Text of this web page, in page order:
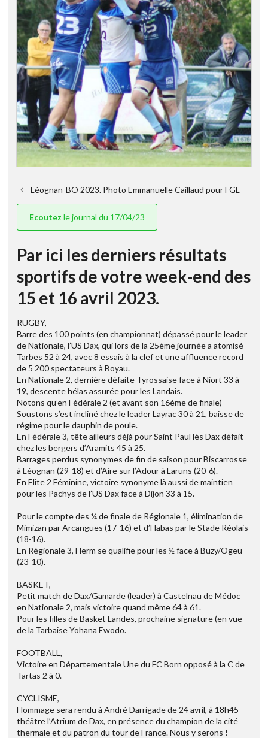
Léognan-BO 2023. Photo Emmanuelle Caillaud pour FGL
Ecoutez le journal du 17/04/23
Par ici les derniers résultats
sportifs de votre week-end des
15 et 16 avril 2023.
RUGBY,
Barre des 100 points (en championnat) dépassé pour le leader
de Nationale, l’US Dax, qui lors de la 25ème journée a atomisé
Tarbes 52 à 24, avec 8 essais à la clef et une affluence record
de 5 200 spectateurs à Boyau.
En Nationale 2, dernière défaite Tyrossaise face à Niort 33 à
19, descente hélas assurée pour les Landais.
Notons qu’en Fédérale 2 (et avant son 16ème de finale)
Soustons s’est incliné chez le leader Layrac 30 à 21, baisse de
régime pour le dauphin de poule.
En Fédérale 3, tête ailleurs déjà pour Saint Paul lès Dax défait
chez les bergers d’Aramits 45 à 25.
Barrages perdus synonymes de fin de saison pour Biscarrosse
à Léognan (29-18) et d’Aire sur l’Adour à Laruns (20-6).
En Elite 2 Féminine, victoire synonyme là aussi de maintien
pour les Pachys de l’US Dax face à Dijon 33 à 15.
Pour le compte des ¼ de finale de Régionale 1, élimination de
Mimizan par Arcangues (17-16) et d’Habas par le Stade Réolais
(18-16).
En Régionale 3, Herm se qualifie pour les ½ face à Buzy/Ogeu
(23-10).
BASKET,
Petit match de Dax/Gamarde (leader) à Castelnau de Médoc
en Nationale 2, mais victoire quand même 64 à 61.
Pour les filles de Basket Landes, prochaine signature (en vue
de la Tarbaise Yohana Ewodo.
FOOTBALL,
Victoire en Départementale Une du FC Born opposé à la C de
Tartas 2 à 0.
CYCLISME,
Hommage sera rendu à André Darrigade de 24 avril, à 18h45
théâtre l’Atrium de Dax, en présence du champion de la cité
thermale et du patron du tour de France. Nous y serons !